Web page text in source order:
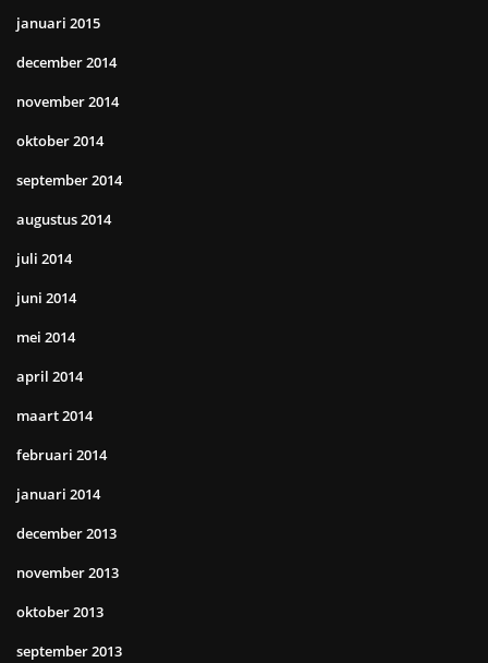
januari 2015
december 2014
november 2014
oktober 2014
september 2014
augustus 2014
juli 2014
juni 2014
mei 2014
april 2014
maart 2014
februari 2014
januari 2014
december 2013
november 2013
oktober 2013
september 2013